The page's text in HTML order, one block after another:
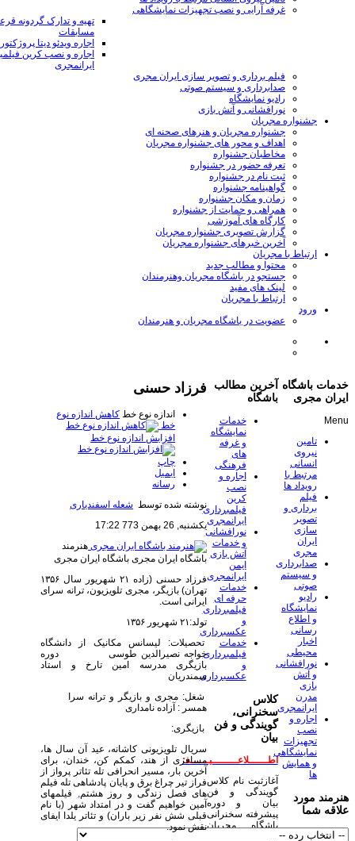
غرفه آرایی و نصب تجهیزات نمایشگاهی
تهیه و تدارک گردونه
مسابقات
اجاره ویدئو دیتا
اجاره و نصب کرین
ایرانمجری
فیلم برداری و تصویر سازی ایران مجری
صدابرداری و سیستم صوتی
رادیو نمایشگاه
نورافشانی و آتش بازی
جشنواره مجریان
جشنواره مجریان و هنرهای صحنه ای
اهداف و محور های جشنواره مجریان
مخاطبان جشنواره
تعرفه حضور در جشنواره
ثبت نام در جشنواره
گواهینامه جشنواره
زمان و مکان جشنواره
همراهی و حمایت از جشنواره
کارگاه های آموزشی
گزارش تصویری جشنواره مجریان
آخرین خبرهای جشنواره مجریان
ارتباط با مجریان
محتوا و مطالب جدید
جستجو در باشگاه مجریان وهنرمندان
لینک های مفید
ارتباط با مجریان
ورود
عضویت در باشگاه مجریان و هنرمندان
فرزاد حسنی
اندازه نوع خط کاهش اندازه نوع
خط
افزایش اندازه نوع خط
چاپ
ایمیل
رسانه
نوشته شده توسط شعله اسفندیاری
یکشنبه, 26 بهمن 773 17:22
هنرمند
باشگاه ایران مجری باشگاه ایران مجری
فرزاد حسنی (زاده ۲۱ شهریور سال ۱۳۵۶
تهران) بازیگر، مجری تلویزیون، ترانه سرای
ایرانی است.
تولد:۲۱ شهریور ۱۳۵۶
تحصیلات: لیسانس مکانیک از دانشگاه
خواجه نصیرالدین طوسی دوره
بازیگری مدرسه امین تارخ و استاد
سمندریان
شغل: مجری و بازیگر و ترانه سرا
همسر : آزاده نامداری
بازیگری:
سریال تلویزیونی کاشانه، عید آن سال ها،
مسافری از هند، کمکم کن، خندان، برای
آخرین بار، مسیر انحرافی تله تئاتر پرواز از
فراز تیر چراغ برق و پایان پادشاهی تله فیلم
های فصل زندگی و روز هشتم, فیلمهای
آمین خواهیم گفت و در امتداد شهر (با نام
قبلی شش نفر زیر باران) و تئاتر یلدا ایفای
نقش نمود.
آخرین مطالب
باشگاه
خدمات
نمایشگاه
و غرفه
های
فرهنگی
اجاره و
نصب
کرین
فیلمبرداری
ایرانمجری
نورافشانی
و خدمات
آتش بازی
ایمن
ایرانمجری
خدمات
حرفه ای
فیلمبرداری
و
عکسبرداری
خدمات
فیلمبرداری
و
عکسبرداری
کلاس
سخنرانی،
گویندگی و فن
بیان
اطــــــلاعــــــــیــــــه:
آغازثبت نام کلاس
گویندگی و فن
بیان و دوره
پیشرفته سخنرانی
باشگاه مجریان
خدمات باشگاه
ایران مجری
Menu
تامین
نیروی
انسانی
مرتبط با
رویداد ها
فیلم
برداری و
تصویر
سازی
ایران
مجری
صدابرداری
و سیستم
صوتی
رادیو
نمایشگاه
و اطلاع
رسانی
اخبار
محیطی
نورافشانی
و آتش
بازی
مدرن
ایرانمجری
اجاره و
نصب
تجهیزات
نمایشگاهی
و همایش
ها
هنرمند مورد
علاقه شما